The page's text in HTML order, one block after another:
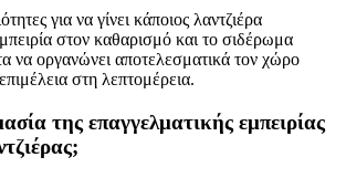
για να γίνει κάποιος λαντζιέρα
στον καθαρισμό και το σιδέρωμα
να οργανώνει αποτελεσματικά τον χώρο
στη λεπτομέρεια.
της επαγγελματικής εμπειρίας